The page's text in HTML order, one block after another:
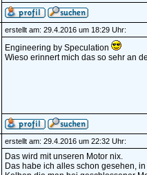
erstellt am: 29.4.2016 um 18:29 Uhr:
Engineering by Speculation
Wieso erinnert mich das so sehr an
erstellt am: 29.4.2016 um 22:32 Uhr:
Das wird mit unseren Motor nix.
Das habe ich alles schon gesehen,